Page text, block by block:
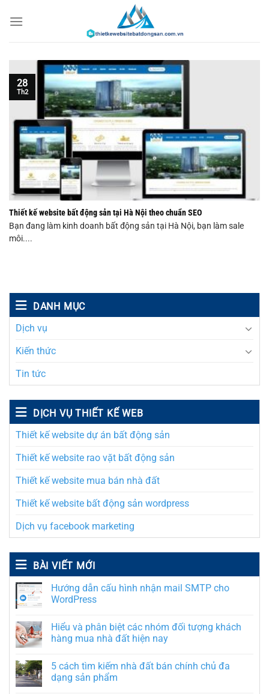
đến
DANH MỤC
Dịch vụ
Kiến thức
Tin tức
DỊCH VỤ THIẾT KẾ WEB
Thiết kế website dự án bất động sản
Thiết kế website rao vặt bất động sản
Thiết kế website mua bán nhà đất
Thiết kế website bất động sản wordpress
Dịch vụ facebook marketing
BÀI VIẾT MỚI
Hướng dẫn cấu hình nhận mail SMTP cho
WordPress
Hiểu và phân biệt các nhóm đối tượng khách
hàng mua nhà đất hiện nay
5 cách tìm kiếm nhà đất bán chính chủ đa
dạng sản phẩm
Thiết kế website bất động sản tại Hà Nội theo chuẩn SEO
Bạn đang làm kinh doanh bất động sản tại Hà Nội, bạn làm sale
môi....
28
Th2